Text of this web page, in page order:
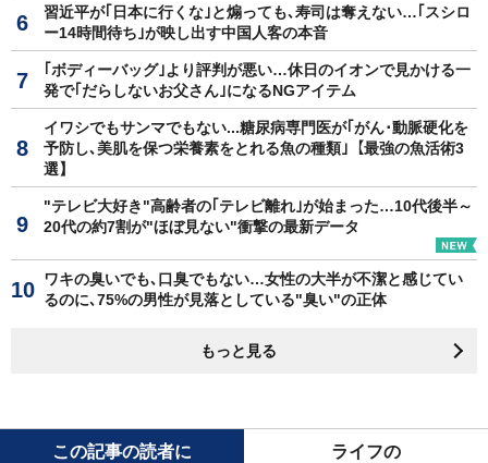
習近平が｢日本に行くな｣と煽っても､寿司は奪えない…｢スシロ
ー14時間待ち｣が映し出す中国人客の本音
｢ボディーバッグ｣より評判が悪い…休日のイオンで見かける一
発で｢だらしないお父さん｣になるNGアイテム
イワシでもサンマでもない...糖尿病専門医が｢がん･動脈硬化を
予防し､美肌を保つ栄養素をとれる魚の種類｣【最強の魚活術3
選】
"テレビ大好き"高齢者の｢テレビ離れ｣が始まった…10代後半～
20代の約7割が"ほぼ見ない"衝撃の最新データ
ワキの臭いでも､口臭でもない…女性の大半が不潔と感じてい
るのに､75%の男性が見落としている"臭い"の正体
もっと見る
この記事の読者に ライフの